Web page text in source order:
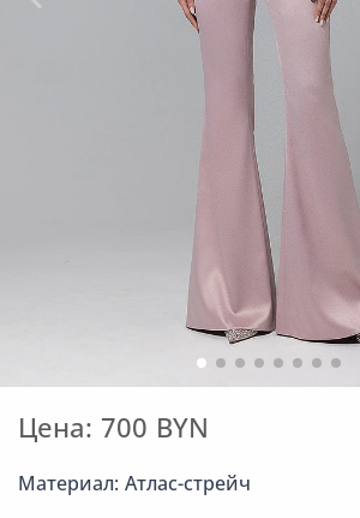
Цена: 700 BYN
Материал: Атлас-стрейч